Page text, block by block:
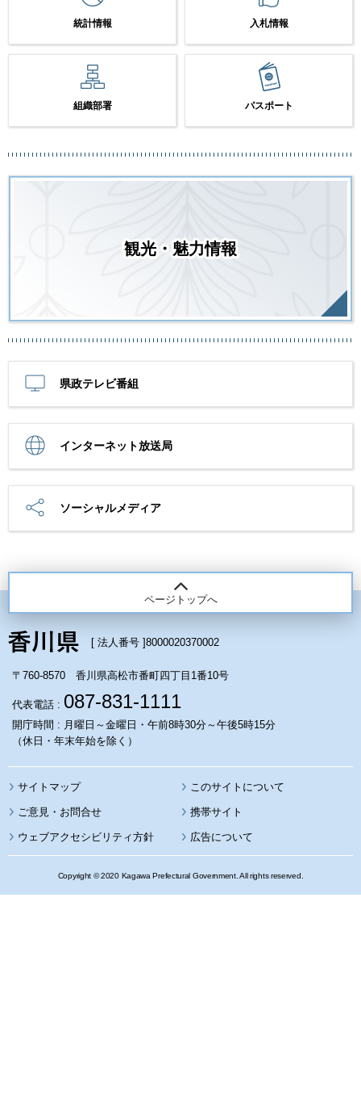
統計情報 入札情報
組織部署 パスポート
観光・魅力情報
県政テレビ番組
インターネット放送局
ソーシャルメディア
ページトップへ
[ 法人番号 ]8000020370002
〒760-8570 香川県高松市番町四丁目1番10号
代表電話 : 087-831-1111
開庁時間 : 月曜日～金曜日・午前8時30分～午後5時15分
（休日・年末年始を除く）
サイトマップ このサイトについて
携帯サイト
ウェブアクセシビリティ方針 広告について
Copyright © 2020 Kagawa Prefectural Government. All rights reserved.